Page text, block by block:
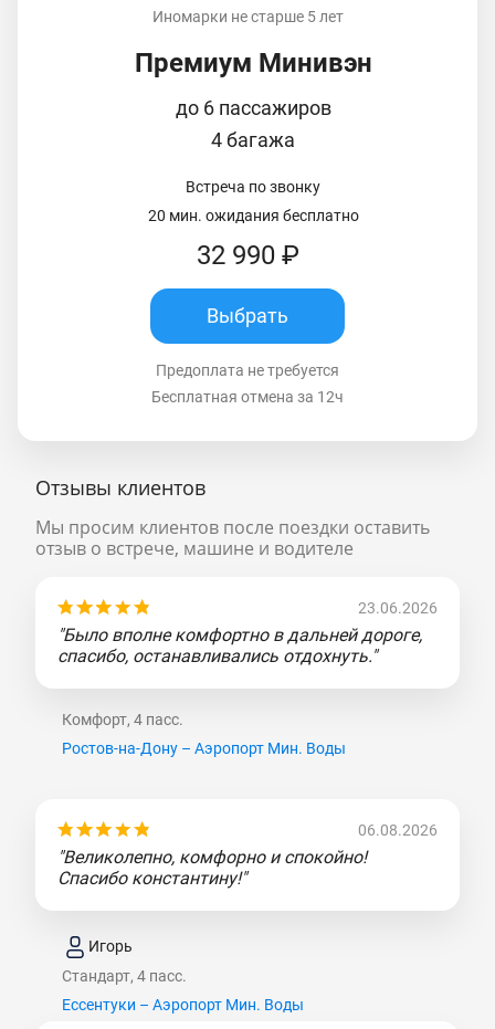
Иномарки не старше 5 лет
Премиум Минивэн
до 6 пассажиров
4 багажа
Встреча по звонку
20 мин. ожидания бесплатно
32 990 ₽
Выбрать
Предоплата не требуется
Бесплатная отмена за 12ч
Отзывы клиентов
Мы просим клиентов после поездки оставить
отзыв о встрече, машине и водителе
23.06.2026
"Было вполне комфортно в дальней дороге,
спасибо, останавливались отдохнуть."
Комфорт, 4 пасс.
Ростов-на-Дону – Аэропорт Мин. Воды
06.08.2026
"Великолепно, комфорно и спокойно!
Спасибо константину!"
Игорь
Стандарт, 4 пасс.
Ессентуки – Аэропорт Мин. Воды